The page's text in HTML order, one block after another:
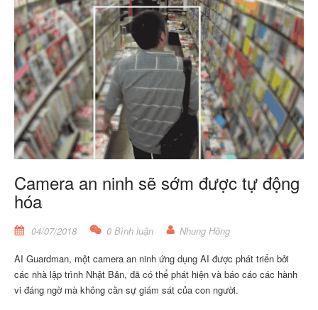
Camera an ninh sẽ sớm được tự động
hóa
04/07/2018 0 Bình luận Nhung Hồng
AI Guardman, một camera an ninh ứng dụng AI được phát triển bởi
các nhà lập trình Nhật Bản, đã có thể phát hiện và báo cáo các hành
vi đáng ngờ mà không cần sự giám sát của con người.